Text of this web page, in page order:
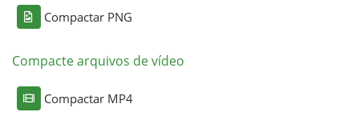
Compactar PNG
Compacte arquivos de vídeo
Compactar MP4